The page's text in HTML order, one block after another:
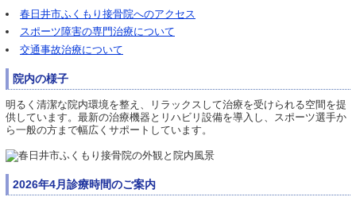
春日井市ふくもり接骨院へのアクセス
スポーツ障害の専門治療について
交通事故治療について
院内の様子
明るく清潔な院内環境を整え、リラックスして治療を受けられる空間を提
供しています。最新の治療機器とリハビリ設備を導入し、スポーツ選手か
ら一般の方まで幅広くサポートしています。
2026年4月診療時間のご案内